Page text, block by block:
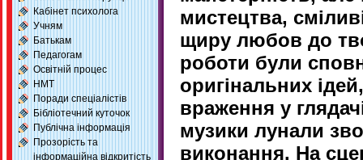
Кабінет психолога
Учням
Батькам
Педагогам
Освітній процес
НМТ
Поради спеціалістів
Бібліотечний куточок
Публічна інформація
Прозорість та
інформаційна відкритість
мистецтва,
щиру любов до
роботи були
оригінальних
враження у
музики лунали
виконання. На